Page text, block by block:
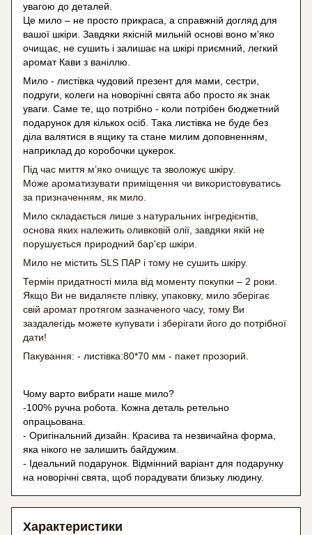
увагою до деталей.
Це мило – не просто прикраса, а справжній догляд для
вашої шкіри. Завдяки якісній мильній основі воно м'яко
очищає, не сушить і залишає на шкірі приємний, легкий
аромат Кави з ваніллю.
Мило - листівка чудовий презент для мами, сестри,
подруги, колеги на новорічні свята або просто як знак
уваги. Саме те, що потрібно - коли потрібен бюджетний
подарунок для кількох осіб. Така листівка не буде без
діла валятися в ящику та стане милим доповненням,
наприклад до коробочки цукерок.
Під час миття м’яко очищує та зволожує шкіру.
Може ароматизувати приміщення чи використовуватись
за призначенням, як мило.
Мило складається лише з натуральних інгредієнтів,
основа яких належить оливковій олії, завдяки якій не
порушується природний бар'єр шкіри.
Мило не містить SLS ПАР і тому не сушить шкіру.
Термін придатності мила від моменту покупки – 2 роки.
Якщо Ви не видаляєте плівку, упаковку, мило зберігає
свій аромат протягом зазначеного часу, тому Ви
заздалегідь можете купувати і зберігати його до потрібної
дати!
Пакування: - листівка:80*70 мм - пакет прозорий.
Чому варто вибрати наше мило?
-100% ручна робота. Кожна деталь ретельно
опрацьована.
- Оригінальний дизайн. Красива та незвичайна форма,
яка нікого не залишить байдужим.
- Ідеальний подарунок. Відмінний варіант для подарунку
на новорічні свята, щоб порадувати близьку людину.
Характеристики